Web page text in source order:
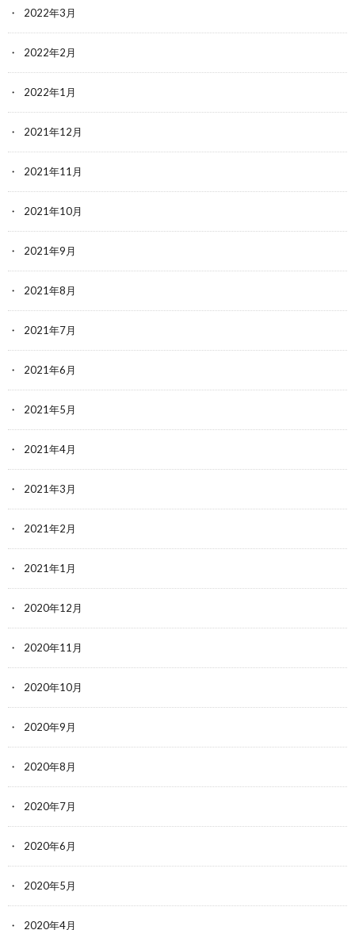
2022年3月
2022年2月
2022年1月
2021年12月
2021年11月
2021年10月
2021年9月
2021年8月
2021年7月
2021年6月
2021年5月
2021年4月
2021年3月
2021年2月
2021年1月
2020年12月
2020年11月
2020年10月
2020年9月
2020年8月
2020年7月
2020年6月
2020年5月
2020年4月